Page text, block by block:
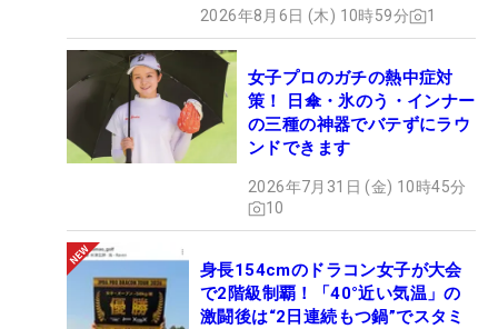
2026年8月6日 (木) 10時59分 1
女子プロのガチの熱中症対
策！ 日傘・氷のう・インナー
の三種の神器でバテずにラウ
ンドできます
2026年7月31日 (金) 10時45分
10
身長154cmのドラコン女子が大会
で2階級制覇！「40°近い気温」の
激闘後は“2日連続もつ鍋”でスタミ